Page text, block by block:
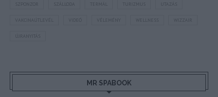
SZPONZOR SZÁLLODA TERMÁL TURIZMUS UTAZÁS
VAKCINAÚTLEVÉL WIZZAIR
ÚJRANYITÁS
MR SPABOOK